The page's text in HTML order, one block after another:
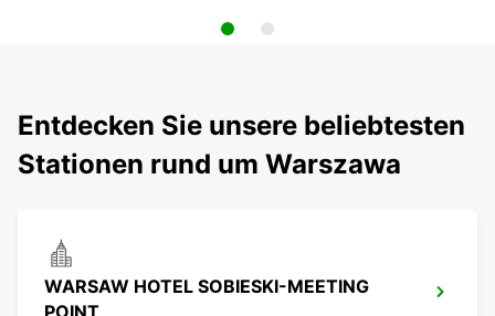
Entdecken Sie unsere beliebtesten
Stationen rund um Warszawa
WARSAW HOTEL SOBIESKI-MEETING